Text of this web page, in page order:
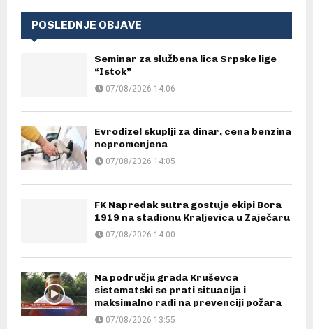
POSLEDNJE OBJAVE
Seminar za službena lica Srpske lige
“Istok”
07/08/2026 14:06
Evrodizel skuplji za dinar, cena benzina
nepromenjena
07/08/2026 14:05
FK Napredak sutra gostuje ekipi Bora
1919 na stadionu Kraljevica u Zaječaru
07/08/2026 14:00
Na području grada Kruševca
sistematski se prati situacija i
maksimalno radi na prevenciji požara
07/08/2026 13:55